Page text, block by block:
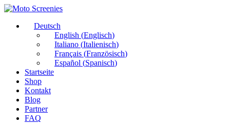
Deutsch
English (Englisch)
Italiano (Italienisch)
Français (Französisch)
Español (Spanisch)
Startseite
Shop
Kontakt
Blog
Partner
FAQ